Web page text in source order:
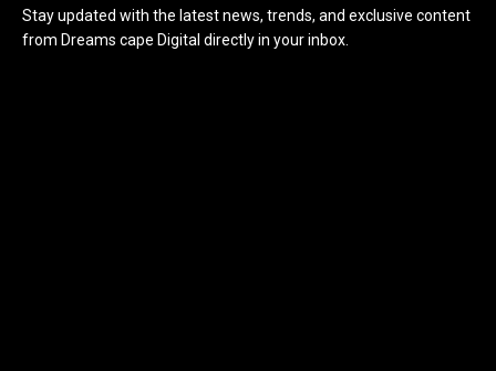
Stay updated with the latest news, trends, and exclusive content
from Dreams cape Digital directly in your inbox.